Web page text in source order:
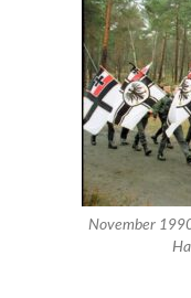
November